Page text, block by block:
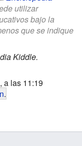
utilizar
bajo la
que se indique
Kiddle.
a las 11:19
.